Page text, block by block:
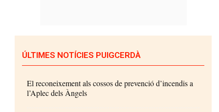
ÚLTIMES NOTÍCIES PUIGCERDÀ
El reconeixement als cossos de prevenció d’incendis a
l’Aplec dels Àngels